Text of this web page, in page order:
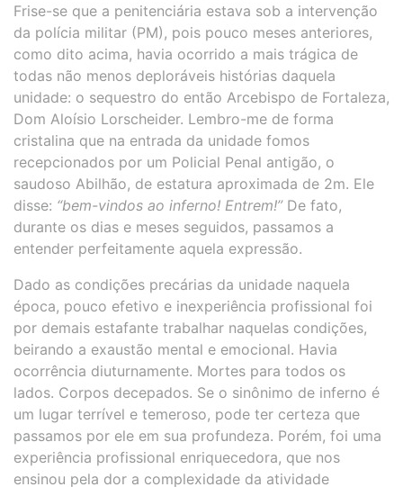
Frise-se que a penitenciária estava sob a intervenção
da polícia militar (PM), pois pouco meses anteriores,
como dito acima, havia ocorrido a mais trágica de
todas não menos deploráveis histórias daquela
unidade: o sequestro do então Arcebispo de Fortaleza,
Dom Aloísio Lorscheider. Lembro-me de forma
cristalina que na entrada da unidade fomos
recepcionados por um Policial Penal antigão, o
saudoso Abilhão, de estatura aproximada de 2m. Ele
disse: “bem-vindos ao inferno! Entrem!”De fato,
durante os dias e meses seguidos, passamos a
entender perfeitamente aquela expressão.
Dado as condições precárias da unidade naquela
época, pouco efetivo e inexperiência profissional foi
por demais estafante trabalhar naquelas condições,
beirando a exaustão mental e emocional. Havia
ocorrência diuturnamente. Mortes para todos os
lados. Corpos decepados. Se o sinônimo de inferno é
um lugar terrível e temeroso, pode ter certeza que
passamos por ele em sua profundeza. Porém, foi uma
experiência profissional enriquecedora, que nos
ensinou pela dor a complexidade da atividade